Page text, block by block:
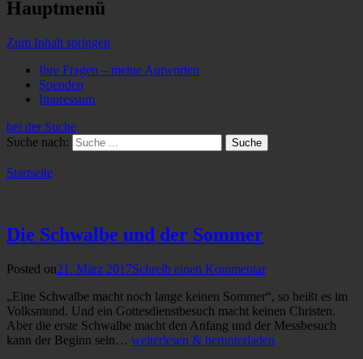
Hauptmenü
Zum Inhalt springen
Ihre Fragen – meine Antworten
Spenden
Impressum
bei der Suche
Suche nach:
Startseite
Die Schwalbe und der Sommer
Posted on21. März 2017Schreib einen Kommentar
„Eine Schwalbe macht noch lange keinen Sommer“, so heißt es im
Volksmund. Und ein Gottesdienstbesuch macht keinen Christen.
Aber die erste Schwalbe macht den Anfang und der Messbesuch
kann der Beginn sein… weiterlesen & herunterladen